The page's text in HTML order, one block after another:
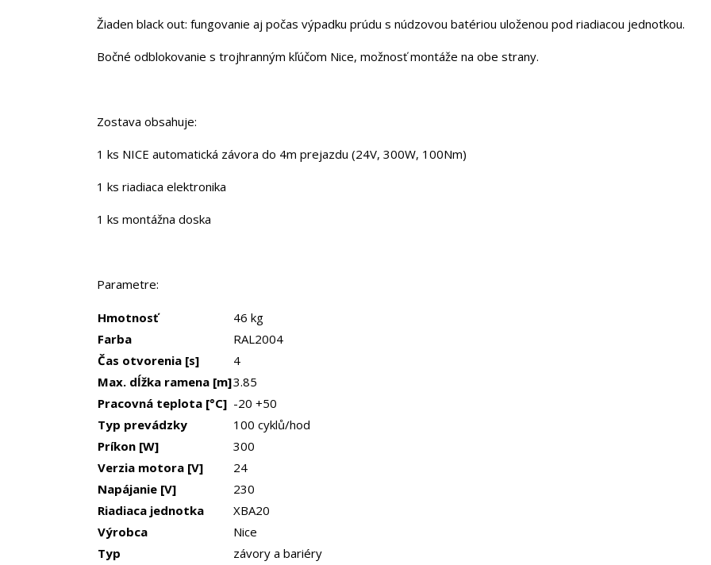
Žiaden black out: fungovanie aj počas výpadku prúdu s núdzovou batériou uloženou pod riadiacou jednotkou.
Bočné odblokovanie s trojhranným kľúčom Nice, možnosť montáže na obe strany.
Zostava obsahuje:
1 ks NICE automatická závora do 4m prejazdu (24V, 300W, 100Nm)
1 ks riadiaca elektronika
1 ks montážna doska
Parametre:
Hmotnosť
46 kg
Farba
RAL2004
Čas otvorenia [s]
4
Max. dĺžka ramena [m]3.85
Pracovná teplota [°C] -20 +50
Typ prevádzky
100 cyklů/hod
Príkon [W]
300
Verzia motora [V]
24
Napájanie [V]
230
Riadiaca jednotka
XBA20
Výrobca
Nice
Typ
závory a bariéry